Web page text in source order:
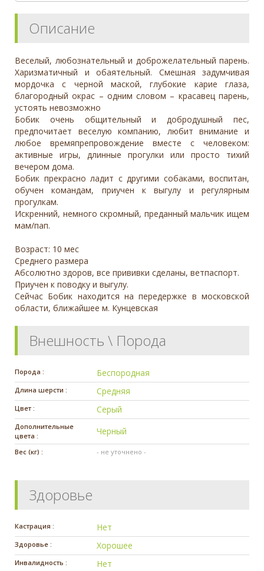
Описание
Веселый, любознательный и доброжелательный парень.
Харизматичный и обаятельный. Смешная задумчивая
мордочка с черной маской, глубокие карие глаза,
благородный окрас – одним словом – красавец парень,
устоять невозможно
Бобик очень общительный и добродушный пес,
предпочитает веселую компанию, любит внимание и
любое времяпрепровождение вместе с человеком:
активные игры, длинные прогулки или просто тихий
вечером дома.
Бобик прекрасно ладит с другими собаками, воспитан,
обучен командам, приучен к выгулу и регулярным
прогулкам.
Искренний, немного скромный, преданный мальчик ищем
мам/пап.
Возраст: 10 мес
Среднего размера
Абсолютно здоров, все прививки сделаны, ветпаспорт.
Приучен к поводку и выгулу.
Сейчас Бобик находится на передержке в московской
области, ближайшее м. Кунцевская
Внешность \ Порода
Порода : Беспородная
Длина шерсти : Средняя
Цвет : Серый
Дополнительные
цвета :
Черный
Вес (кг) : - не уточнено -
Здоровье
Кастрация : Нет
Здоровье : Хорошее
Инвалидность : Нет